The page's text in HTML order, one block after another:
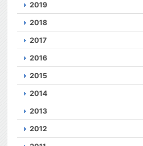
2019
2018
2017
2016
2015
2014
2013
2012